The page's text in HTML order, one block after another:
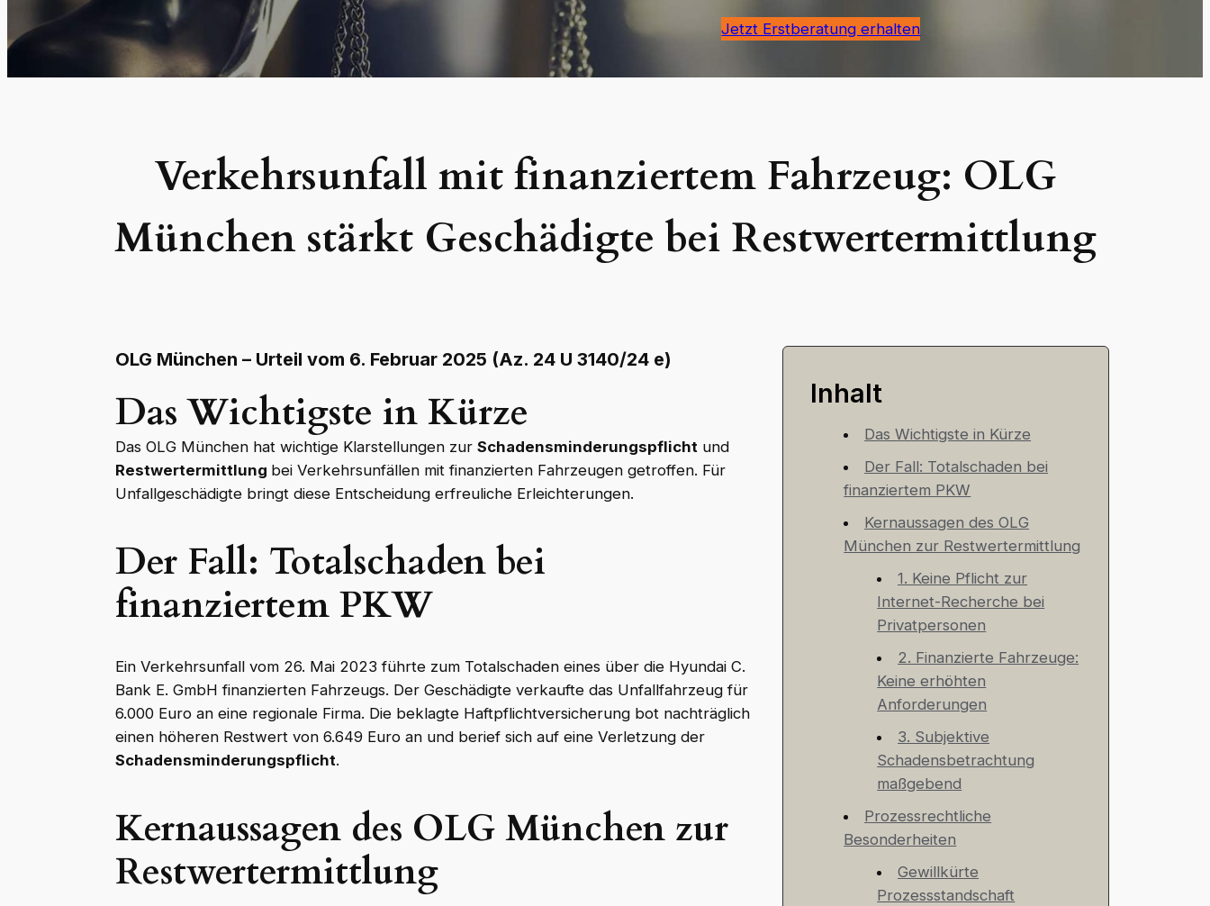
Jetzt Erstberatung erhalten
Verkehrsunfall mit finanziertem Fahrzeug: OLG
München stärkt Geschädigte bei Restwertermittlung
OLG München – Urteil vom 6. Februar 2025 (Az. 24 U 3140/24 e)
Das Wichtigste in Kürze
Das OLG München hat wichtige Klarstellungen zur Schadensminderungspflicht und
Restwertermittlung bei Verkehrsunfällen mit finanzierten Fahrzeugen getroffen. Für
Unfallgeschädigte bringt diese Entscheidung erfreuliche Erleichterungen.
Der Fall: Totalschaden bei
finanziertem PKW
Ein Verkehrsunfall vom 26. Mai 2023 führte zum Totalschaden eines über die Hyundai C.
Bank E. GmbH finanzierten Fahrzeugs. Der Geschädigte verkaufte das Unfallfahrzeug für
6.000 Euro an eine regionale Firma. Die beklagte Haftpflichtversicherung bot nachträglich
einen höheren Restwert von 6.649 Euro an und berief sich auf eine Verletzung der
Schadensminderungspflicht.
Kernaussagen des OLG München zur
Restwertermittlung
Inhalt
Das Wichtigste in Kürze
Der Fall: Totalschaden bei
finanziertem PKW
Kernaussagen des OLG
München zur Restwertermittlung
1. Keine Pflicht zur
Internet-Recherche bei
Privatpersonen
2. Finanzierte Fahrzeuge:
Keine erhöhten
Anforderungen
3. Subjektive
Schadensbetrachtung
maßgebend
Prozessrechtliche
Besonderheiten
Gewillkürte
Prozessstandschaft